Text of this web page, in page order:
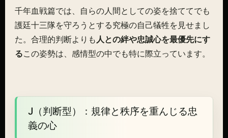
千年血戦篇では、自らの人間としての姿を捨ててでも
護廷十三隊を守ろうとする究極の自己犠牲を見せまし
た。合理的判断よりも 人との絆や忠誠心を最優先にす
るこの姿勢は、感情型の中でも特に際立っています。
J（判断型）：規律と秩序を重んじる忠
義の心